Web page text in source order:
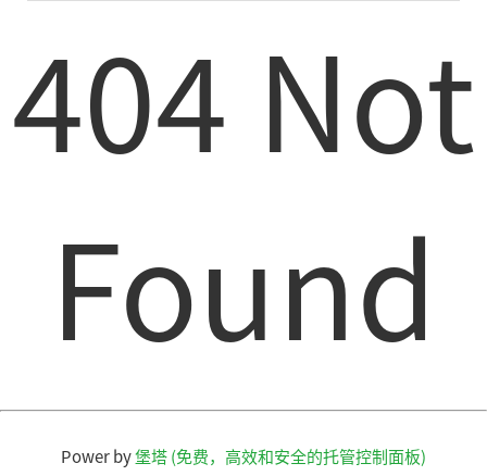
404 Not
Found
Power by堡塔 (免费，高效和安全的托管控制面板)